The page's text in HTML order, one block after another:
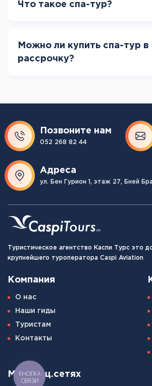
Что такое спа-тур?
Можно ли купить спа-тур в
рассрочку?
Позвоните нам
052 268 82 44
Адреса
ул. Бен Гурион 1, этаж 27, Бней
Туристическое агентство Каспи Турс это
крупнейшего туроператора Caspi Aviation
Компания
О нас
Наши гиды
Туристам
Контакты
Мы в соц.сетях
КНОПКА
СВЯЗИ